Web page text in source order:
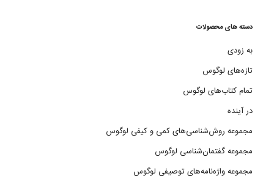
دسته های محصولات
به زودی
تازه‌های لوگوس
تمام کتاب‌های لوگوس
در آینده
مجموعه روش‌شناسی‌های کمی و کیفی لوگوس
مجموعه گفتمان‌شناسی لوگوس
مجموعه واژه‌نامه‌های توصیفی لوگوس